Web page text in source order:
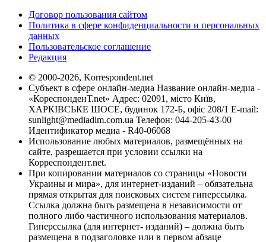
Договор пользования сайтом
Политика в сфере конфиденциальности и персональных
данных
Пользовательское соглашение
Редакция
© 2000-2026, Korrespondent.net
Субъект в сфере онлайн-медиа Название онлайн-медиа -
«КореспонденТ.net» Адрес: 02091, місто Київ,
ХАРКІВСЬКЕ ШОСЕ, будинок 172-Б, офіс 208/1 E-mail:
sunlight@mediadim.com.ua Телефон: 044-205-43-00
Идентификатор медиа - R40-06068
Использование любых материалов, размещённых на
сайте, разрешается при условии ссылки на
Корреспондент.net.
При копировании материалов со страницы «Новости
Украины и мира», для интернет-изданий – обязательна
прямая открытая для поисковых систем гиперссылка.
Ссылка должна быть размещена в независимости от
полного либо частичного использования материалов.
Гиперссылка (для интернет- изданий) – должна быть
размещена в подзаголовке или в первом абзаце